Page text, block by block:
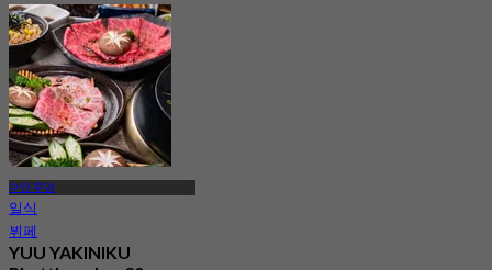
수안 루앙
일식
뷔페
YUU YAKINIKU